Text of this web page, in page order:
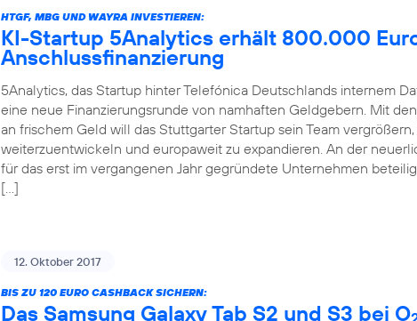
HTGF, MBG UND WAYRA INVESTIEREN:
KI-Startup 5Analytics erhält 800.000
Anschlussfinanzierung
5Analytics, das Startup hinter Telefónica Deutschlands internem
eine neue Finanzierungsrunde von namhaften Geldgebern. Mit
an frischem Geld will das Stuttgarter Startup sein Team
weiterzuentwickeln und europaweit zu expandieren. An der
für das erst im vergangenen Jahr gegründete Unternehmen
[…]
12. Oktober 2017
BIS ZU 120 EURO CASHBACK SICHERN:
Das Samsung Galaxy Tab S2 und S3 bei O